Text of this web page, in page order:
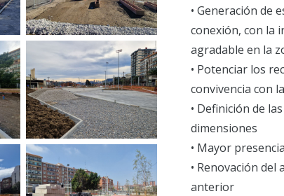
• Generación de
conexión, con la
agradable en la
• Potenciar los
convivencia con
• Definición de
dimensiones
• Mayor
• Renovación
anterior